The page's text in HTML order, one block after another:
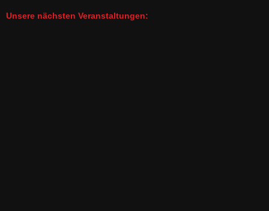
Unsere nächsten Veranstaltungen: